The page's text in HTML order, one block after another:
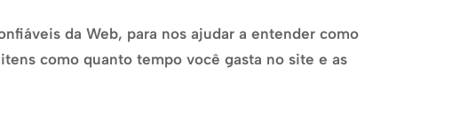
da Web, para nos ajudar a entender como
como quanto tempo você gasta no site e as